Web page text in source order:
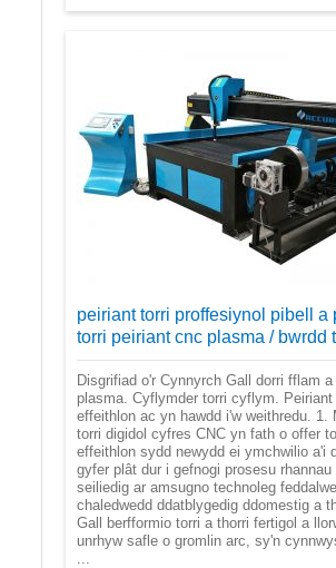
peiriant torri proffesiynol pibell a
torri peiriant cnc plasma / bwrdd
Disgrifiad o'r Cynnyrch Gall dorri fflam a
plasma. Cyflymder torri cyflym. Peiriant
effeithlon ac yn hawdd i'w weithredu. 1.
torri digidol cyfres CNC yn fath o offer
effeithlon sydd newydd ei ymchwilio a'i
gyfer plât dur i gefnogi prosesu
seiliedig ar amsugno technoleg
chaledwedd ddatblygedig ddomestig a
Gall berfformio torri a thorri fertigol a
unrhyw safle o gromlin arc, sy'n
...